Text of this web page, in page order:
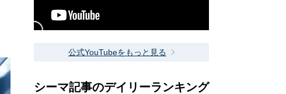
公式YouTubeをもっと見る
シーマ記事のデイリーランキング